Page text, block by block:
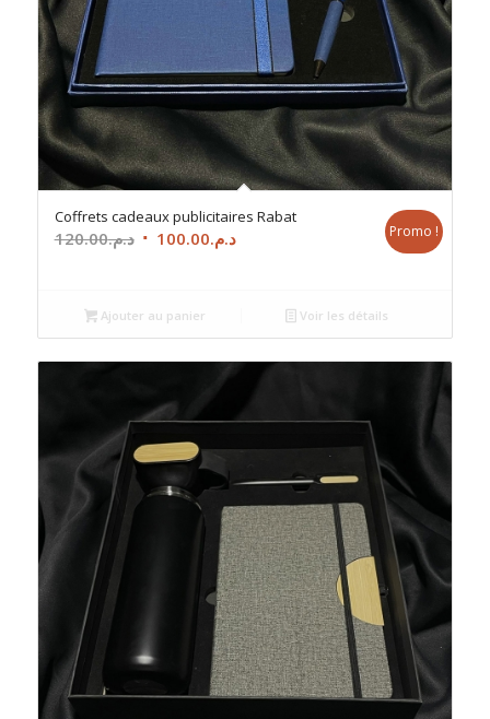
Coffrets cadeaux publicitaires Rabat
د.م.120.00
Le
était :
د.م.120.00.
د.م.100.00
Le
د.م.100.00.
Promo !
Ajouter au panier Voir les détails